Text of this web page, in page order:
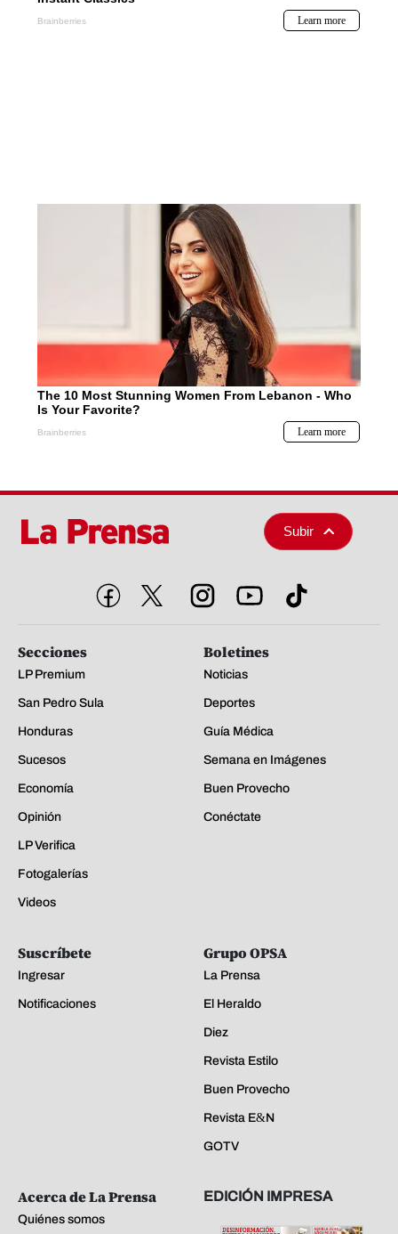
Subir
Secciones
LP Premium
San Pedro Sula
Honduras
Sucesos
Economía
Opinión
LP Verifica
Fotogalerías
Videos
Boletines
Noticias
Deportes
Guía Médica
Semana en Imágenes
Buen Provecho
Conéctate
Suscríbete
Ingresar
Notificaciones
Grupo OPSA
La Prensa
El Heraldo
Diez
Revista Estilo
Buen Provecho
Revista E&N
GOTV
Acerca de La Prensa
Quiénes somos
EDICIÓN IMPRESA